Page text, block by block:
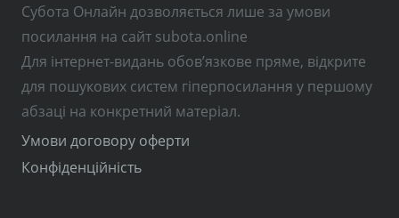
Субота Онлайн дозволяється лише за умови
посилання на сайт subota.online
Для інтернет-видань обов’язкове пряме, відкрите
для пошукових систем гіперпосилання у першому
абзаці на конкретний матеріал.
Умови договору оферти
Конфіденційність